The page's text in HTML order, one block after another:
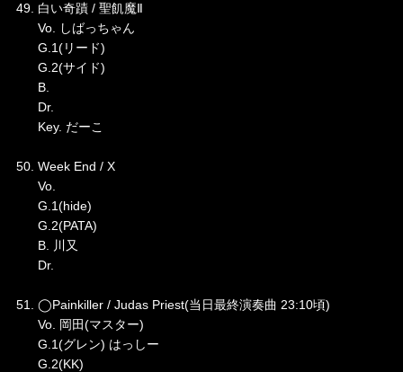
49. 白い奇蹟 / 聖飢魔Ⅱ
Vo. しばっちゃん
G.1(リード)
G.2(サイド)
B.
Dr.
Key. だーこ
50. Week End / X
Vo.
G.1(hide)
G.2(PATA)
B. 川又
Dr.
51. ◯Painkiller / Judas Priest(当日最終演奏曲 23:10頃)
Vo. 岡田(マスター)
G.1(グレン) はっしー
G.2(KK)